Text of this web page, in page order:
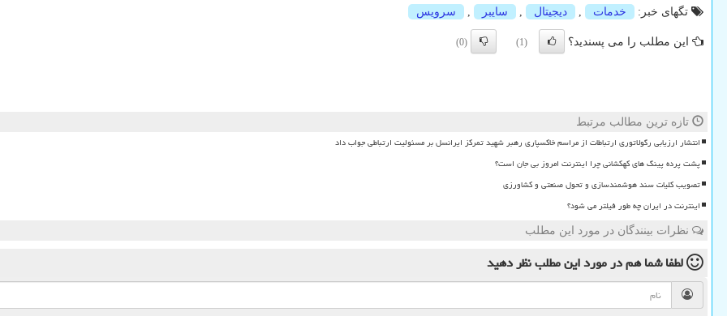
تگهای خبر:
خدمات , دیجیتال , سایبر , سرویس
این مطلب را می پسندید؟ (1)
(0)
تازه ترین مطالب مرتبط
انتشار ارزیابی رگولاتوری ارتباطات از مراسم خاکسپاری رهبر شهید تمرکز ایرانسل بر مسئولیت ارتباطی جواب داد
پشت پرده پینگ های کهکشانی چرا اینترنت امروز بی جان است؟
تصویب کلیات سند هوشمندسازی و تحول صنعتی و کشاورزی
اینترنت در ایران چه طور فیلتر می شود؟
نظرات بینندگان در مورد این مطلب
لطفا شما همدر مورد این مطلبنظر دهید